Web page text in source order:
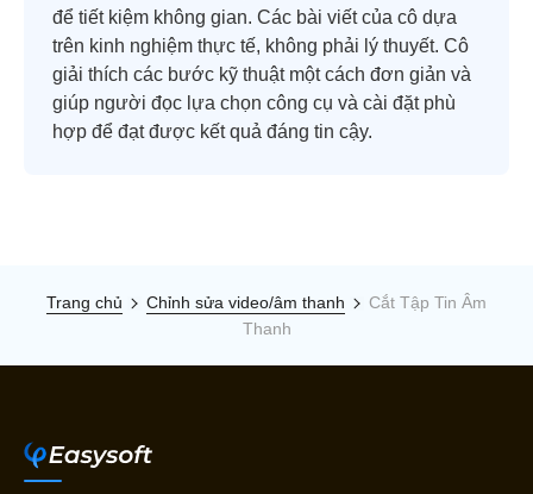
để tiết kiệm không gian. Các bài viết của cô dựa
trên kinh nghiệm thực tế, không phải lý thuyết. Cô
giải thích các bước kỹ thuật một cách đơn giản và
giúp người đọc lựa chọn công cụ và cài đặt phù
hợp để đạt được kết quả đáng tin cậy.
Trang chủ Chỉnh sửa video/âm thanh
Cắt Tập Tin Âm
Thanh